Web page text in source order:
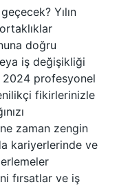
Yılın
doğru
iş değişikliği
profesyonel
fikirlerinizle
zaman zengin
kariyerlerinde ve
fırsatlar ve iş